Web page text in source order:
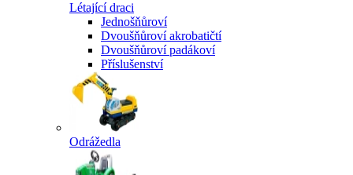
Létající draci
Jednošňůroví
Dvoušňůroví akrobatičtí
Dvoušňůroví padákoví
Příslušenství
Odrážedla